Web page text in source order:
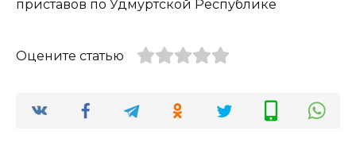
Оцените статью